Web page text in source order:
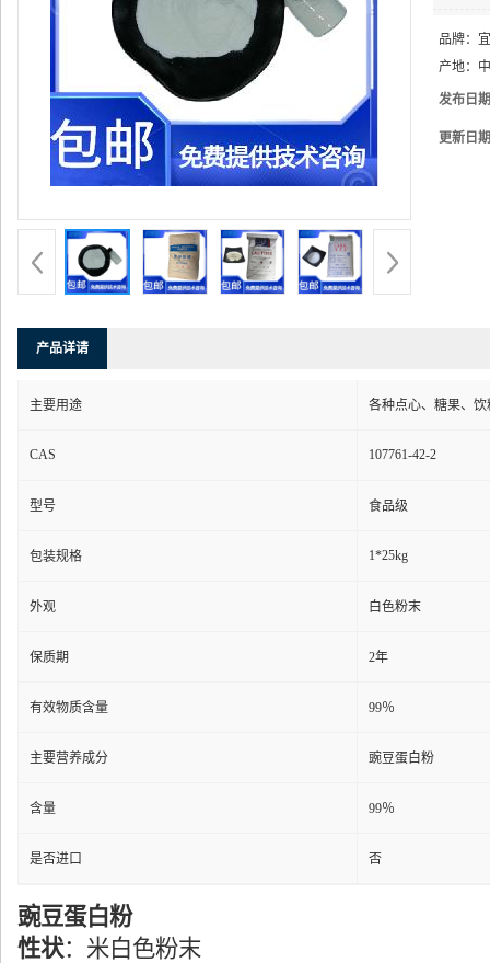
品牌：
产地：
发布日
更新日
产品详请
主要用途 各种点心、糖果、
CAS 107761-42-2
型号 食品级
包装规格 1*25kg
外观 白色粉末
保质期 2年
有效物质含量 99％
主要营养成分 豌豆蛋白粉
含量 99％
是否进口 否
豌豆蛋白粉
性状：米白色粉末